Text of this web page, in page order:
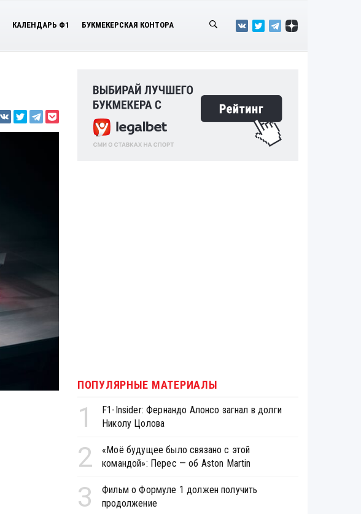
КАЛЕНДАРЬ Ф1 БУКМЕКЕРСКАЯ КОНТОРА
ПОПУЛЯРНЫЕ МАТЕРИАЛЫ
1
F1-Insider: Фернандо Алонсо загнал в долги
Николу Цолова
2
«Моё будущее было связано с этой
командой»: Перес — об Aston Martin
3
Фильм о Формуле 1 должен получить
продолжение